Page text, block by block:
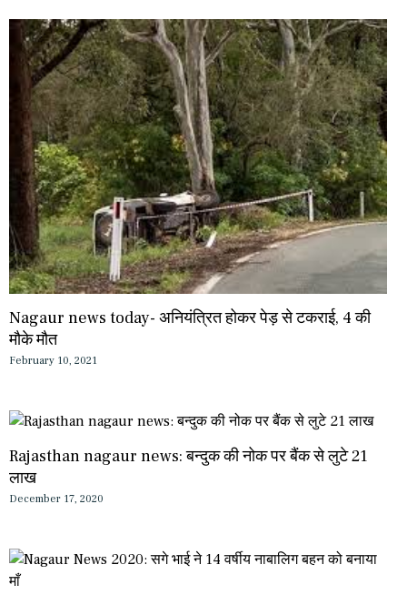
Nagaur news today- अनियंत्रित होकर पेड़ से टकराई, 4 की
मौके मौत
February 10, 2021
Rajasthan nagaur news: बन्दुक की नोक पर बैंक से लुटे 21
लाख
December 17, 2020